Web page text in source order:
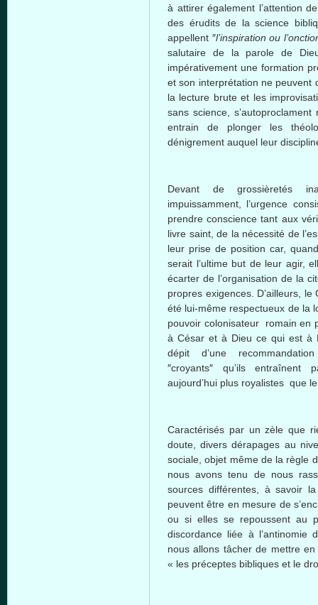
à attirer également l’attention
des éruditsde la science
appellent ″l’inspiration ou
salutaire de la parole de
impérativement une formation
et son interprétation ne peuvent
la lecture brute et les
sans science, s’autoproclament
entrain de plongerles
dénigrement auquel leur
Devant de grossièretés
impuissamment
l’urgence
prendre consciencetant aux
livre saint, de la nécessité de
leur prise de position car, quand
serait l’ultimebut de leur agir,
écarter de l’organisation de la
propres exigences. D’ailleurs ,
été lui-même respectueux de la
pouvoir colonisateur romain en
à César et à Dieu ce qui est à
dépit
d’une
recommandation
″croyants″
qu’ils entraînent
aujourd’hui plus royalistes que
Caractérisés par un zèle que
doute, divers dérapages au
sociale, objet même de la règle
nous avons tenu de nous
sources différentes, à savoir
peuvent être en mesure de
ou si elles se repoussent au
discordance liée à l’antinomie
nous allons tâcher de mettre
« les préceptes bibliques et le